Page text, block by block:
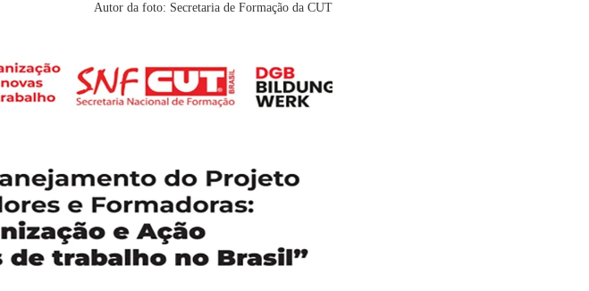
Autor da foto: Secretaria de Formação da CUT